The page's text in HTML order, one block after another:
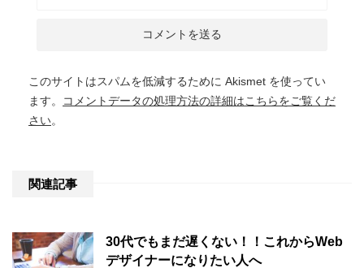
このサイトはスパムを低減するために Akismet を使ってい
ます。
コメントデータの処理方法の詳細はこちらをご覧くだ
さい。
関連記事
30代でもまだ遅くない！！これからWeb
デザイナーになりたい人へ